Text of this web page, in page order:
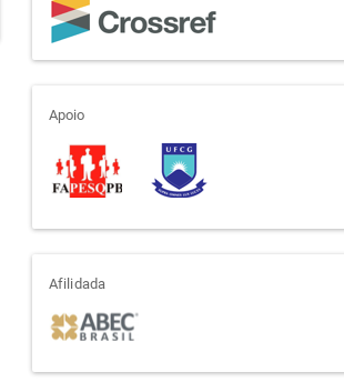
apoio
Apoio
afiliada
Afilidada